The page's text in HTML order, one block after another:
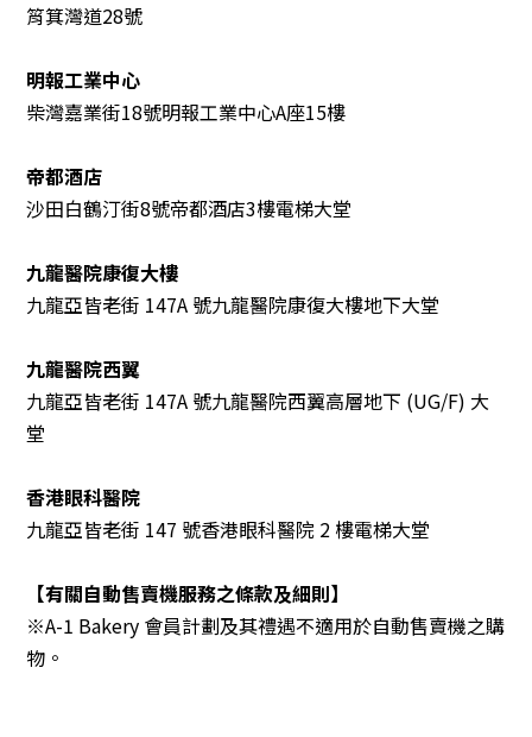
筲箕灣道28號
明報工業中心
柴灣嘉業街18號明報工業中心A座15樓
帝都酒店
沙田白鶴汀街8號帝都酒店3樓電梯大堂
九龍醫院康復大樓
九龍亞皆老街 147A 號九龍醫院康復大樓地下大堂
九龍醫院西翼
九龍亞皆老街 147A 號九龍醫院西翼高層地下 (UG/F) 大
堂
香港眼科醫院
九龍亞皆老街 147 號香港眼科醫院 2 樓電梯大堂
【有關自動售賣機服務之條款及細則】
※A-1 Bakery 會員計劃及其禮遇不適用於自動售賣機之購
物。